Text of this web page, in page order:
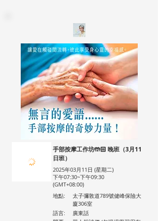
手部按摩工作坊🤲🏻 晚班（3月11
日班）
2025年03月11日 (星期二)
下午07:30~下午09:30
(GMT+08:00)
地點:
太子彌敦道789號健峰保險大
廈306室
語言:
廣東話